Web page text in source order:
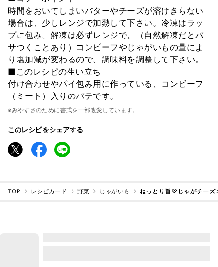
時間をおいてしまいバターやチーズが溶けきらない
場合は、少しレンジで加熱して下さい。冷凍はラッ
プに包み、解凍は必ずレンジで。（自然解凍だとパ
サつくことあり）コンビーフやじゃがいもの量によ
り塩加減が変わるので、調味料を調整して下さい。
■このレシピの生い立ち
付け合わせやパイ包み用に作っている、コンビーフ
（ミート）入りのパテです。
※みやすさのために書式を一部改変しています。
このレシピをシェアする
TOP レシピカード 野菜 じゃがいも ねっとり旨♡じゃがチーズ